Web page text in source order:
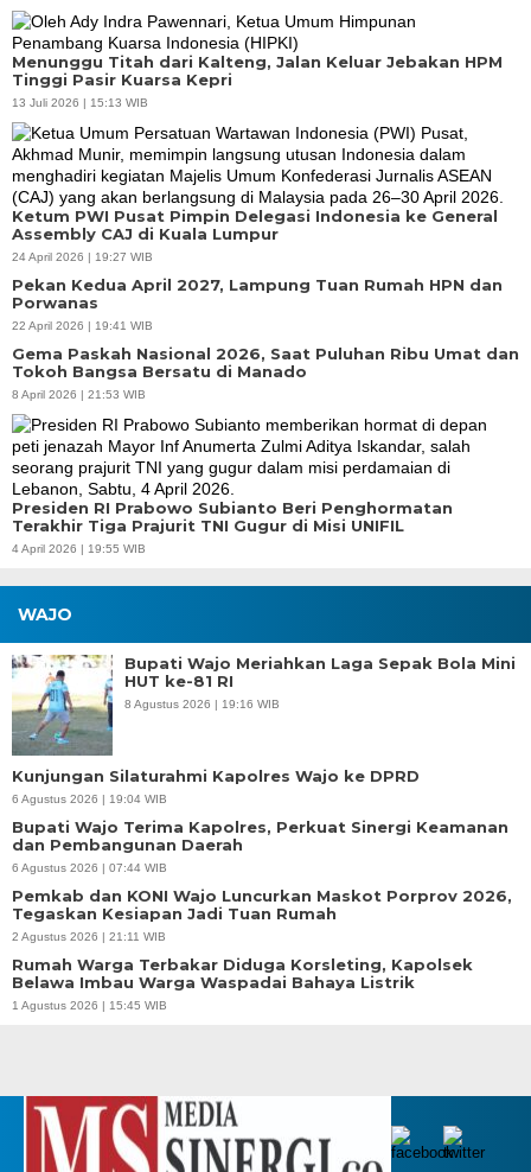
Menunggu Titah dari Kalteng, Jalan Keluar Jebakan HPM
Tinggi Pasir Kuarsa Kepri
13 Juli 2026 | 15:13 WIB
Ketum PWI Pusat Pimpin Delegasi Indonesia ke General
Assembly CAJ di Kuala Lumpur
24 April 2026 | 19:27 WIB
Pekan Kedua April 2027, Lampung Tuan Rumah HPN dan
Porwanas
22 April 2026 | 19:41 WIB
Gema Paskah Nasional 2026, Saat Puluhan Ribu Umat dan
Tokoh Bangsa Bersatu di Manado
8 April 2026 | 21:53 WIB
Presiden RI Prabowo Subianto Beri Penghormatan
Terakhir Tiga Prajurit TNI Gugur di Misi UNIFIL
4 April 2026 | 19:55 WIB
WAJO
Bupati Wajo Meriahkan Laga Sepak Bola Mini
HUT ke-81 RI
8 Agustus 2026 | 19:16 WIB
Kunjungan Silaturahmi Kapolres Wajo ke DPRD
6 Agustus 2026 | 19:04 WIB
Bupati Wajo Terima Kapolres, Perkuat Sinergi Keamanan
dan Pembangunan Daerah
6 Agustus 2026 | 07:44 WIB
Pemkab dan KONI Wajo Luncurkan Maskot Porprov 2026,
Tegaskan Kesiapan Jadi Tuan Rumah
2 Agustus 2026 | 21:11 WIB
Rumah Warga Terbakar Diduga Korsleting, Kapolsek
Belawa Imbau Warga Waspadai Bahaya Listrik
1 Agustus 2026 | 15:45 WIB